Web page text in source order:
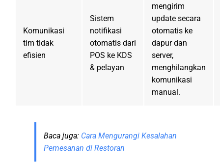
Komunikasi
tim tidak
efisien
Sistem
notifikasi
otomatis dari
POS ke KDS
& pelayan
mengirim
update secara
otomatis ke
dapur dan
server,
menghilangkan
komunikasi
manual.
Baca juga: Cara Mengurangi Kesalahan
Pemesanan di Restoran